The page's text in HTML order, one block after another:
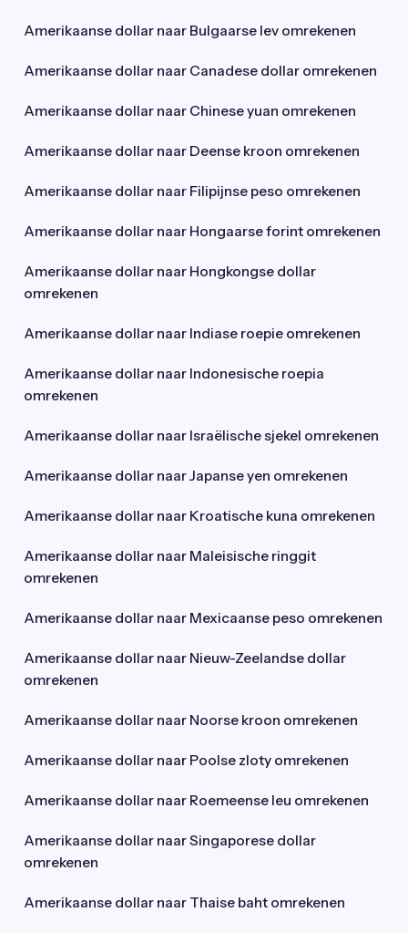
Amerikaanse dollar naar Bulgaarse lev omrekenen
Amerikaanse dollar naar Canadese dollar omrekenen
Amerikaanse dollar naar Chinese yuan omrekenen
Amerikaanse dollar naar Deense kroon omrekenen
Amerikaanse dollar naar Filipijnse peso omrekenen
Amerikaanse dollar naar Hongaarse forint omrekenen
Amerikaanse dollar naar Hongkongse dollar
omrekenen
Amerikaanse dollar naar Indiase roepie omrekenen
Amerikaanse dollar naar Indonesische roepia
omrekenen
Amerikaanse dollar naar Israëlische sjekel omrekenen
Amerikaanse dollar naar Japanse yen omrekenen
Amerikaanse dollar naar Kroatische kuna omrekenen
Amerikaanse dollar naar Maleisische ringgit
omrekenen
Amerikaanse dollar naar Mexicaanse peso omrekenen
Amerikaanse dollar naar Nieuw-Zeelandse dollar
omrekenen
Amerikaanse dollar naar Noorse kroon omrekenen
Amerikaanse dollar naar Poolse zloty omrekenen
Amerikaanse dollar naar Roemeense leu omrekenen
Amerikaanse dollar naar Singaporese dollar
omrekenen
Amerikaanse dollar naar Thaise baht omrekenen